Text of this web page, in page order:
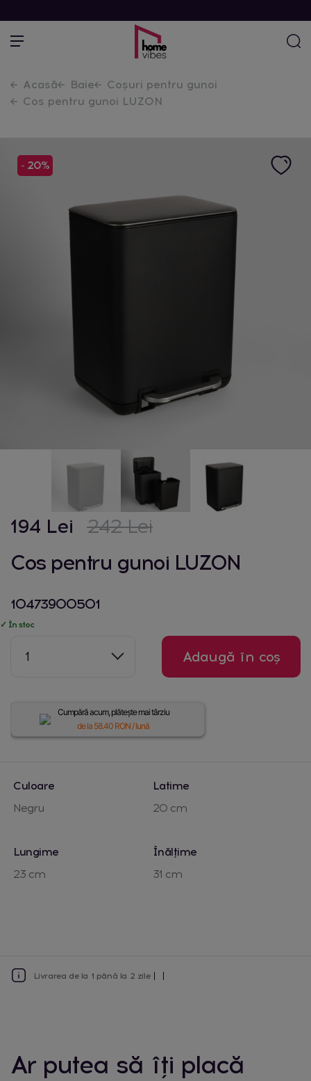
Acasă Baie
Coșuri pentru gunoi
Cos pentru gunoi LUZON
- 20%
194 Lei 242 Lei
Cos pentru gunoi LUZON
10473900501
✓ În stoc
1 Adaugă în coș
Cumpără acum, plătește mai târziu
de la 58.40 RON / lună
Culoare
Negru
Latime
20 cm
Lungime
23 cm
Înălțime
31 cm
Livrarea de la 1 până la 2 zile
Ar putea să îți placă